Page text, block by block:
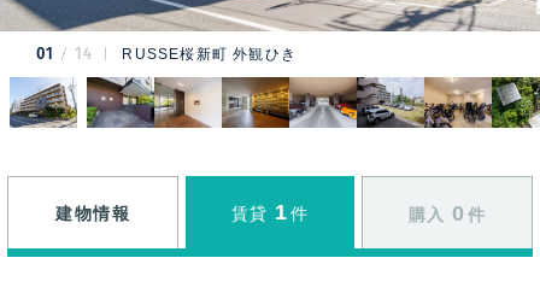
01 14 RUSSE桜新町 外観ひき
建物情報 賃貸 1 件 購入 0 件